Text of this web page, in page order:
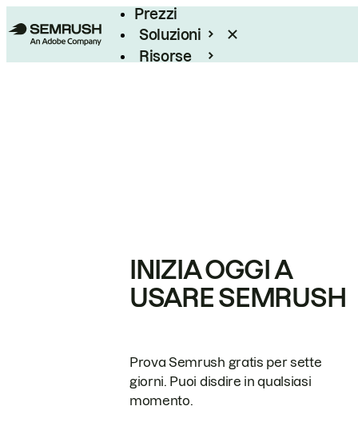
Prezzi
Soluzioni
Risorse
INIZIA OGGI A
USARE SEMRUSH
Prova Semrush gratis per sette
giorni. Puoi disdire in qualsiasi
momento.